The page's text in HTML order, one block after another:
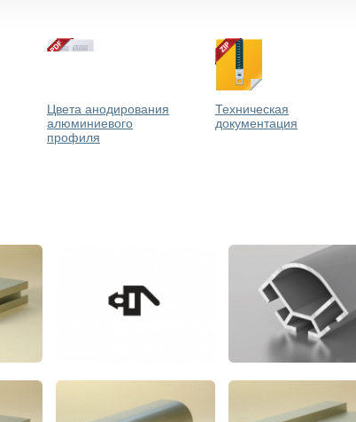
Цвета анодирования
алюминиевого
профиля
Техническая
документация